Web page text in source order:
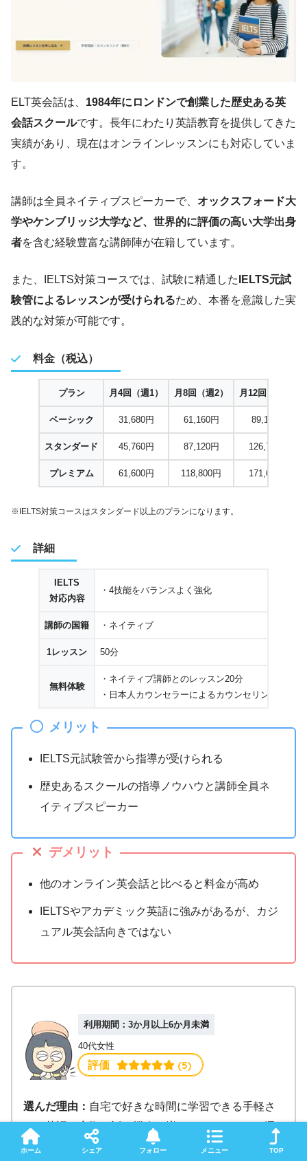
ELT英会話は、 1984年にロンドンで創業した歴史ある英
会話スクールです。長年にわたり英語教育を提供してきた
実績があり、現在はオンラインレッスンにも対応していま
す。
講師は全員ネイティブスピーカーで、 オックスフォード大
学やケンブリッジ大学など、世界的に評価の高い大学出身
者を含む経験豊富な講師陣が在籍しています。
また、IELTS対策コースでは、試験に精通した IELTS元試
験管によるレッスンが受けられるため、本番を意識した実
践的な対策が可能です。
料金（税込）
プラン 月4回（週1） 月8回（週2） 月12回（週3）
ベーシック 31,680円 61,160円 89,100円
スタンダード 45,760円 87,120円 126,720円
プレミアム 61,600円 118,800円 171,600円
※IELTS対策コースはスタンダード以上のプランになります。
詳細
IELTS
対応内容
・4技能をバランスよく強化
講師の国籍 ・ネイティブ
1レッスン 50分
無料体験
・ネイティブ講師とのレッスン20分
・日本人カウンセラーによるカウンセリング30分
メリット
IELTS元試験管から指導が受けられる
歴史あるスクールの指導ノウハウと講師全員ネ
イティブスピーカー
デメリット
他のオンライン英会話と比べると料金が高め
IELTSやアカデミック英語に強みがあるが、カジ
ュアル英会話向きではない
利用期間：3か月以上6か月未満
40代女性
評価 (5)
選んだ理由： 自宅で好きな時間に学習できる手軽さ
と、英語を実際に話す機会を増やしたかったため選
びました。無理なく続けられそうだと感じたことも
ホーム シェア フォロー メニュー TOP